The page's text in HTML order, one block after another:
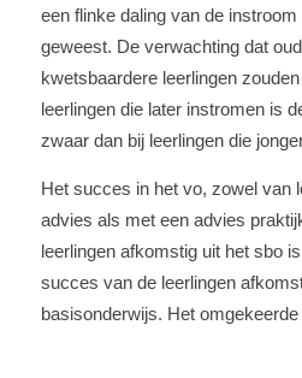
een flinke daling van de
geweest. De verwachting dat
kwetsbaardere leerlingen
leerlingen die later instromen is
zwaar dan bij leerlingen die
Het succes in het vo, zowel van
advies als met een advies
leerlingen afkomstig uit het sbo
succes van de leerlingen
basisonderwijs. Het